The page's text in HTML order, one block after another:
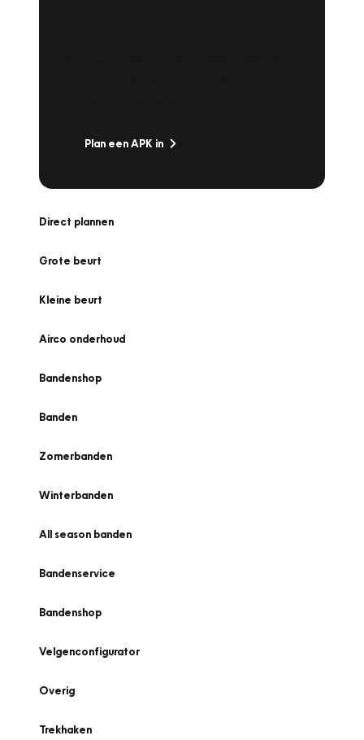
Plan een APK in
Direct plannen
Grote beurt
Kleine beurt
Airco onderhoud
Bandenshop
Banden
Zomerbanden
Winterbanden
All season banden
Bandenservice
Bandenshop
Velgenconfigurator
Overig
Trekhaken